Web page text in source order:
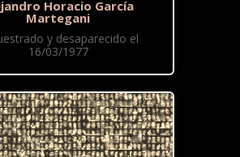
Horacio García
Martegani
y desaparecido el
16/03/1977